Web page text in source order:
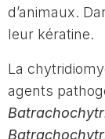
d’animaux.
leur kératine.
La
agents